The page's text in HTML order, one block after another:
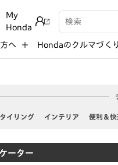
My
Honda
検索キーワード
へ Hondaのクルマづくり
イリング インテリア 便利＆快
ーター